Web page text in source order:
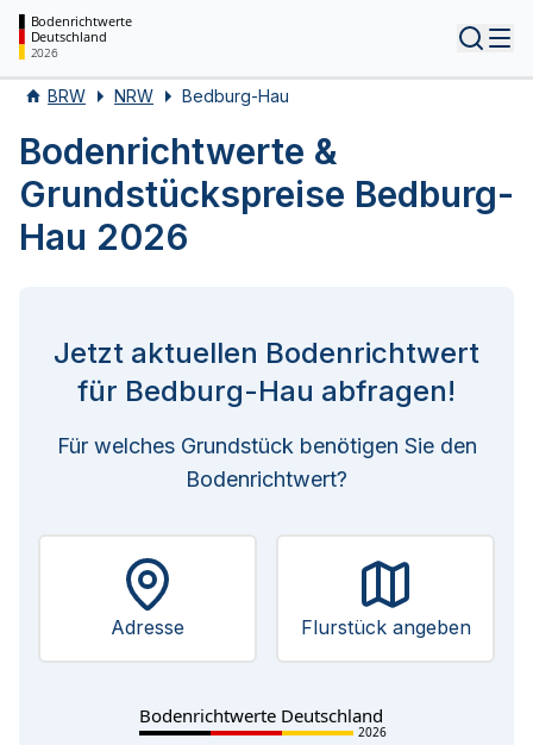
Bodenrichtwerte
Deutschland
2026
BRW NRW Bedburg-Hau
Bodenrichtwerte &
Grundstückspreise Bedburg-
Hau 2026
Jetzt aktuellen Bodenrichtwert
für Bedburg-Hau abfragen!
Für welches Grundstück benötigen Sie den
Bodenrichtwert?
Adresse Flurstück angeben
Bodenrichtwerte Deutschland
2026